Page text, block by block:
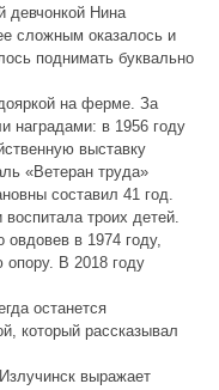
Нина
сложным оказалось и
поднимать буквально
на ферме. За
наградами: в 1956 году
выставку
«Ветеран труда»
составил 41 год.
троих детей.
овдовев в 1974 году,
В 2018 году
останется
который рассказывал
выражает